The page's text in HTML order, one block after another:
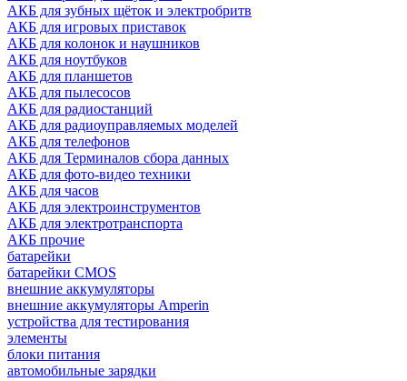
АКБ для зубных щёток и электробритв
АКБ для игровых приставок
АКБ для колонок и наушников
АКБ для ноутбуков
АКБ для планшетов
АКБ для пылесосов
АКБ для радиостанций
АКБ для радиоуправляемых моделей
АКБ для телефонов
АКБ для Терминалов сбора данных
АКБ для фото-видео техники
АКБ для часов
АКБ для электроинструментов
АКБ для электротранспорта
АКБ прочие
батарейки
батарейки CMOS
внешние аккумуляторы
внешние аккумуляторы Amperin
устройства для тестирования
элементы
блоки питания
автомобильные зарядки